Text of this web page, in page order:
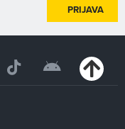
PRIJAVA